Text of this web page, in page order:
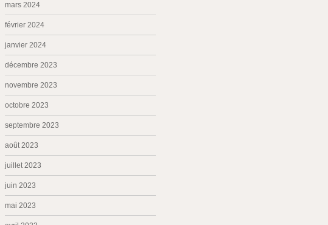
mars 2024
février 2024
janvier 2024
décembre 2023
novembre 2023
octobre 2023
septembre 2023
août 2023
juillet 2023
juin 2023
mai 2023